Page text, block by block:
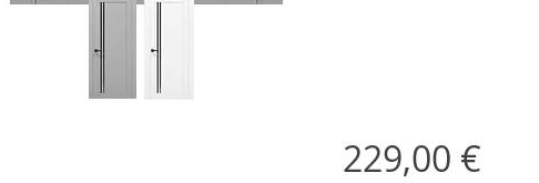
229,00 €Price